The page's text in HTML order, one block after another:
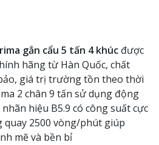
gắn cẩu 5 tấn 4 khúc được
hãng từ Hàn Quốc, chất
giá trị trường tồn theo thời
2 chân 9 tấn sử dụng động
hiệu B5.9 có công suất cực
quay 2500 vòng/phút giúp
mẽ và bền bỉ